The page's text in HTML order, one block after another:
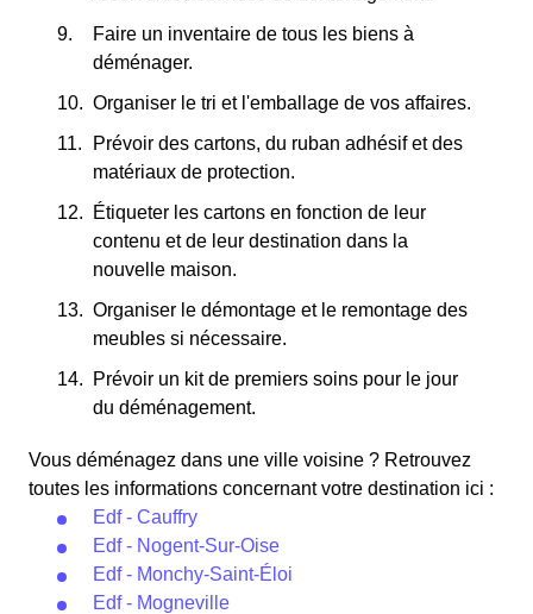
Faire un inventaire de tous les biens à
déménager.
Organiser le tri et l'emballage de vos affaires.
Prévoir des cartons, du ruban adhésif et des
matériaux de protection.
Étiqueter les cartons en fonction de leur
contenu et de leur destination dans la
nouvelle maison.
Organiser le démontage et le remontage des
meubles si nécessaire.
Prévoir un kit de premiers soins pour le jour
du déménagement.
Vous déménagez dans une ville voisine ? Retrouvez
toutes les informations concernant votre destination ici :
Edf - Cauffry
Edf - Nogent-Sur-Oise
Edf - Monchy-Saint-Éloi
Edf - Mogneville